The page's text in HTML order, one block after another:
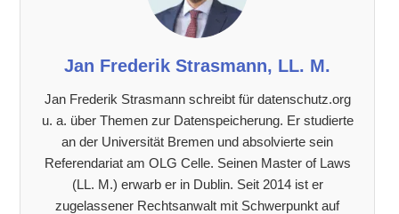
Jan Frederik Strasmann, LL. M.
Jan Frederik Strasmann schreibt für datenschutz.org
u. a. über Themen zur Datenspeicherung. Er studierte
an der Universität Bremen und absolvierte sein
Referendariat am OLG Celle. Seinen Master of Laws
(LL. M.) erwarb er in Dublin. Seit 2014 ist er
zugelassener Rechtsanwalt mit Schwerpunkt auf